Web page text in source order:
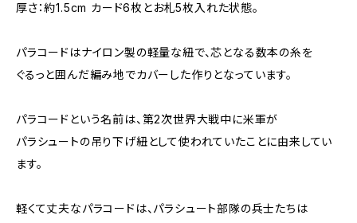
厚さ：約1.5cm カード6枚とお札5枚入れた状態。
パラコードはナイロン製の軽量な紐で、芯となる数本の糸を
ぐるっと囲んだ編み地でカバーした作りとなっています。
パラコードという名前は、第2次世界大戦中に米軍が
パラシュートの吊り下げ紐として使われていたことに由来してい
ます。
軽くて丈夫なパラコードは、パラシュート部隊の兵士たちは